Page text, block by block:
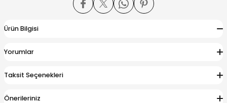
Ürün Bilgisi
Yorumlar
Taksit Seçenekleri
Önerileriniz